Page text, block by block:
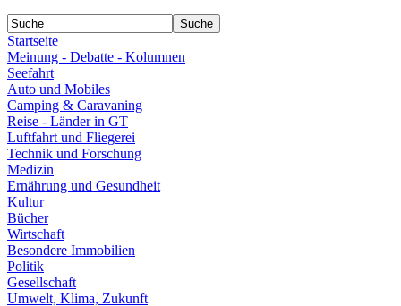
Startseite
Meinung - Debatte - Kolumnen
Seefahrt
Auto und Mobiles
Camping & Caravaning
Reise - Länder in GT
Luftfahrt und Fliegerei
Technik und Forschung
Medizin
Ernährung und Gesundheit
Kultur
Bücher
Wirtschaft
Besondere Immobilien
Politik
Gesellschaft
Umwelt, Klima, Zukunft